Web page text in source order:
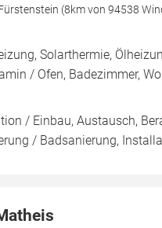
(8km von 94538
Solarthermie,
/ Ofen, Badezimmer,
/ Einbau, Austausch,
/ Badsanierung,